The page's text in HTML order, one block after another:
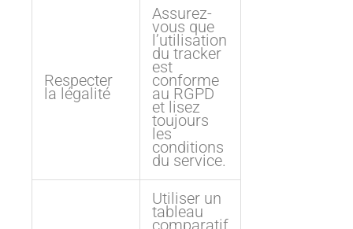
Respecter
la légalité
Assurez-
vous que
l’utilisation
du tracker
est
conforme
au RGPD
et lisez
toujours
les
conditions
du service.
Utiliser un
tableau
comparatif